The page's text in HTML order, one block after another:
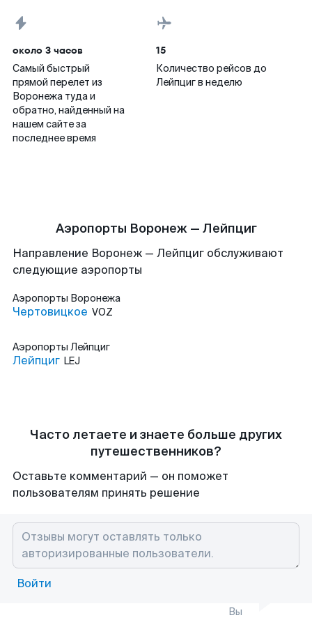
около 3 часов
Самый быстрый
прямой перелет из
Воронежа туда и
обратно, найденный на
нашем сайте за
последнее время
15
Количество рейсов до
Лейпциг в неделю
Аэропорты Воронеж — Лейпциг
Направление Воронеж — Лейпциг обслуживают
следующие аэропорты
Аэропорты Воронежа
Чертовицкое VOZ
Аэропорты Лейпциг
Лейпциг LEJ
Часто летаете и знаете больше других
путешественников?
Оставьте комментарий — он поможет
пользователям принять решение
Войти
Вы